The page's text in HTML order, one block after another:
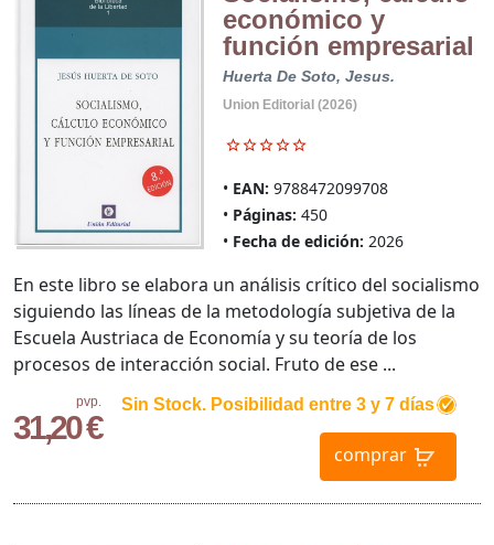
económico y
función empresarial
Huerta De Soto, Jesus.
Union Editorial (2026)
EAN: 9788472099708
Páginas: 450
Fecha de edición: 2026
pvp.
31,20 €
Sin Stock. Posibilidad entre 3 y 7 días
comprar
En este libro se elabora un análisis crítico del socialismo
siguiendo las líneas de la metodología subjetiva de la
Escuela Austriaca de Economía y su teoría de los
procesos de interacción social. Fruto de ese ...